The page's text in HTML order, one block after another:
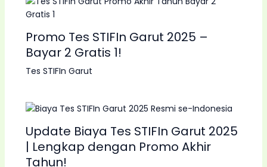
Promo Tes STIFIn Garut 2025 –
Bayar 2 Gratis 1!
Tes STIFIn Garut
Update Biaya Tes STIFIn Garut 2025
| Lengkap dengan Promo Akhir
Tahun!